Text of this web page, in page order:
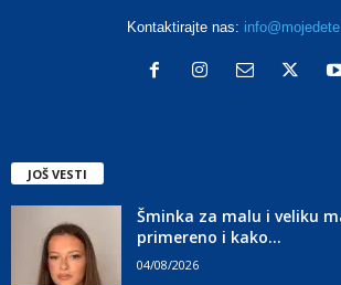
Kontaktirajte nas:
JOŠ VESTI
Šminka za malu i veliku
primereno i kako...
04/08/2026